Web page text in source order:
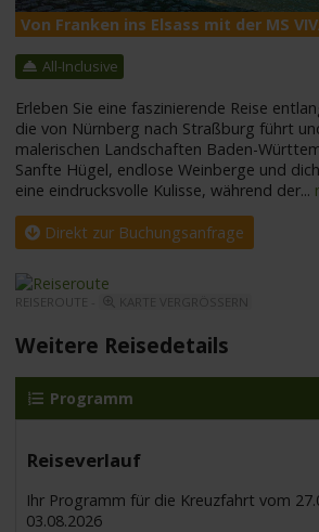
Von Franken ins Elsass mit der MS
All-Inclusive
Erleben Sie eine faszinierende Reise
die von Nürnberg nach Straßburg führt
malerischen Landschaften Baden-
Sanfte Hügel, endlose Weinberge und
eine eindrucksvolle Kulisse, während der...
Direkt zur Buchungsanfrage
REISEROUTE -
Weitere Reisedetails
Programm
Reiseverlauf
Ihr Programm für die Kreuzfahrt vom
03.08.2026